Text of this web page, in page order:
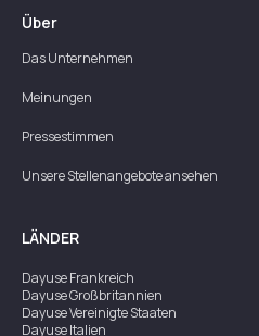
Über
Das Unternehmen
Meinungen
Pressestimmen
Unsere Stellenangebote ansehen
LÄNDER
DayuseFrankreich
DayuseGroßbritannien
DayuseVereinigte Staaten
DayuseItalien